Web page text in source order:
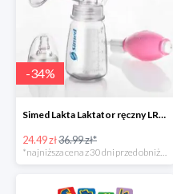
-34%
Simed Lakta Laktator ręczny LR-8 -34%
24.49 zł36.99 zł*
*najniższa cena z 30 dni przed obniżką